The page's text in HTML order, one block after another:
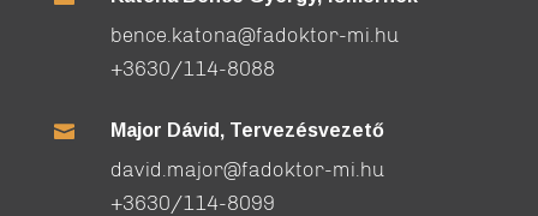
bence.katona@fadoktor-mi.hu
+3630/114-8088
 Major Dávid, Tervezésvezető
david.major@fadoktor-mi.hu
+3630/114-8099